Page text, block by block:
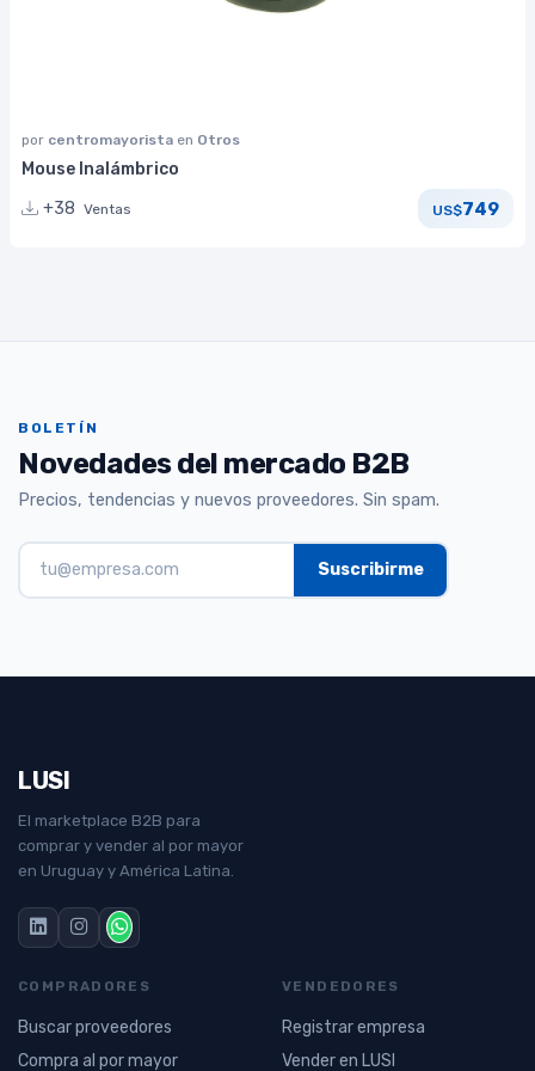
por centromayorista en Otros
Mouse Inalámbrico
+38 Ventas US$749
BOLETÍN
Novedades del mercado B2B
Precios, tendencias y nuevos proveedores. Sin spam.
LUSI
El marketplace B2B para
comprar y vender al por mayor
en Uruguay y América Latina.
COMPRADORES
Buscar proveedores
Compra al por mayor
VENDEDORES
Registrar empresa
Vender en LUSI